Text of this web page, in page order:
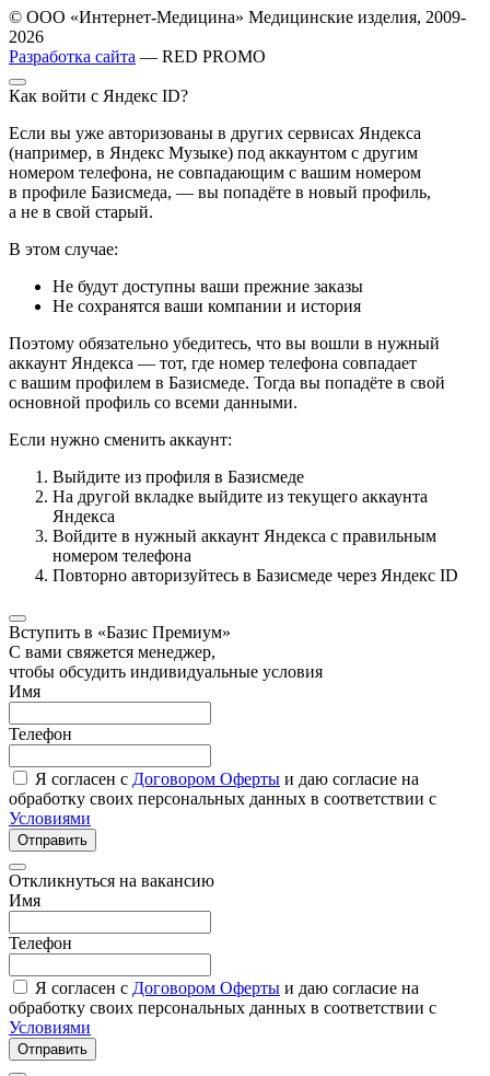
© ООО «Интернет-Медицина» Медицинские изделия, 2009-
2026
Разработка сайта — RED PROMO
Как войти с Яндекс ID?
Если вы уже авторизованы в других сервисах Яндекса
(например, в Яндекс Музыке) под аккаунтом с другим
номером телефона, не совпадающим с вашим номером
в профиле Базисмеда, — вы попадёте в новый профиль,
а не в свой старый.
В этом случае:
Не будут доступны ваши прежние заказы
Не сохранятся ваши компании и история
Поэтому обязательно убедитесь, что вы вошли в нужный
аккаунт Яндекса — тот, где номер телефона совпадает
с вашим профилем в Базисмеде. Тогда вы попадёте в свой
основной профиль со всеми данными.
Если нужно сменить аккаунт:
Выйдите из профиля в Базисмеде
На другой вкладке выйдите из текущего аккаунта
Яндекса
Войдите в нужный аккаунт Яндекса с правильным
номером телефона
Повторно авторизуйтесь в Базисмеде через Яндекс ID
Вступить в «Базис Премиум»
С вами свяжется менеджер,
чтобы обсудить индивидуальные условия
Имя
Телефон
Я согласен с Договором Оферты и даю согласие на
обработку своих персональных данных в соответствии с
Условиями
Отправить
Откликнуться на вакансию
Имя
Телефон
Я согласен с Договором Оферты и даю согласие на
обработку своих персональных данных в соответствии с
Условиями
Отправить